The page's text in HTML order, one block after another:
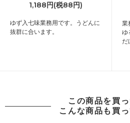
1,188円(税88円)
ゆず入七味業務用です。うどんに
抜群に合います。
業
ゆ
だ
この商品を買
こんな商品も買